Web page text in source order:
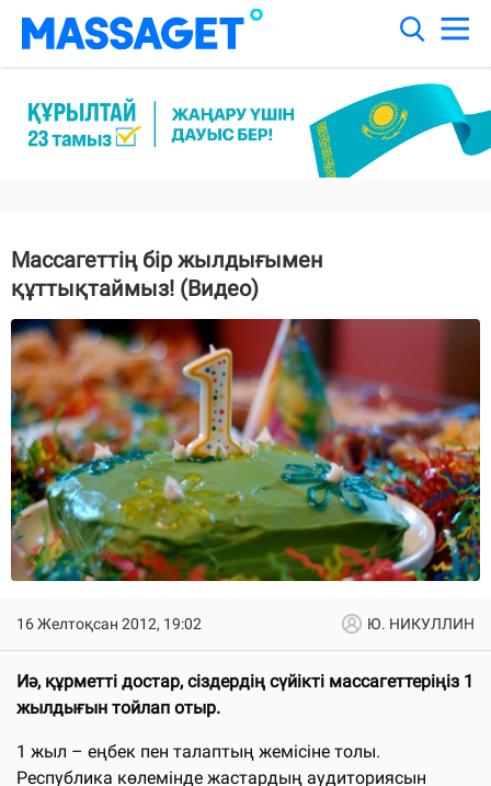
Массагеттің бір жылдығымен
құттықтаймыз! (Видео)
16 Желтоқсан 2012, 19:02 Ю. НИКУЛЛИН
Иә, құрметті достар, сіздердің сүйікті массагеттеріңіз 1
жылдығын тойлап отыр.
1 жыл – еңбек пен талаптың жемісіне толы.
Республика көлемінде жастардың аудиториясын